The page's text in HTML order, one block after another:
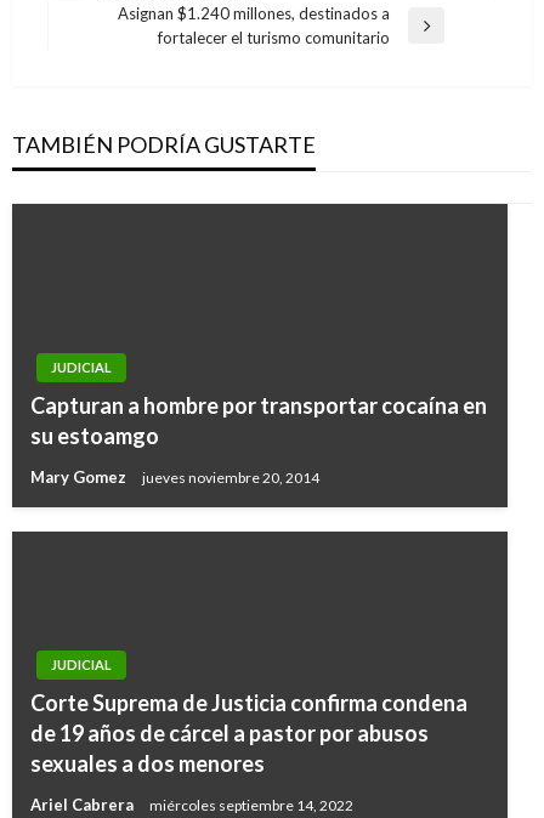
Asignan $1.240 millones, destinados a
fortalecer el turismo comunitario
TAMBIÉN PODRÍA GUSTARTE
JUDICIAL
Capturan a hombre por transportar cocaína en
su estoamgo
Mary Gomez jueves noviembre 20, 2014
JUDICIAL
Corte Suprema de Justicia confirma condena
de 19 años de cárcel a pastor por abusos
sexuales a dos menores
Ariel Cabrera miércoles septiembre 14, 2022